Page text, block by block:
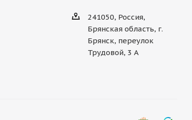
241050, Россия,
Брянская область, г.
Брянск, переулок
Трудовой, 3 А